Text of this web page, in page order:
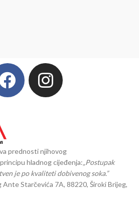
prednosti njihovog
hladnog cijeđenja:„Postupak
je po kvaliteti dobivenog soka.”
Starčevića 7A, 88220, Široki Brijeg,